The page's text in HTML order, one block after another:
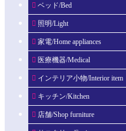
ベッド/Bed
照明/Light
家電/Home appliances
医療機器/Medical
インテリア小物/Interior item
キッチン/Kitchen
店舗/Shop furniture